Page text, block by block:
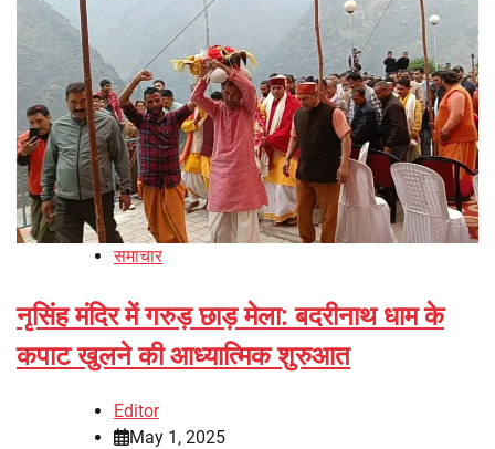
समाचार
नृसिंह मंदिर में गरुड़ छाड़ मेला: बदरीनाथ धाम के
कपाट खुलने की आध्यात्मिक शुरुआत
Editor
May 1, 2025